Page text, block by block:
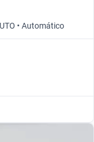
• Automático